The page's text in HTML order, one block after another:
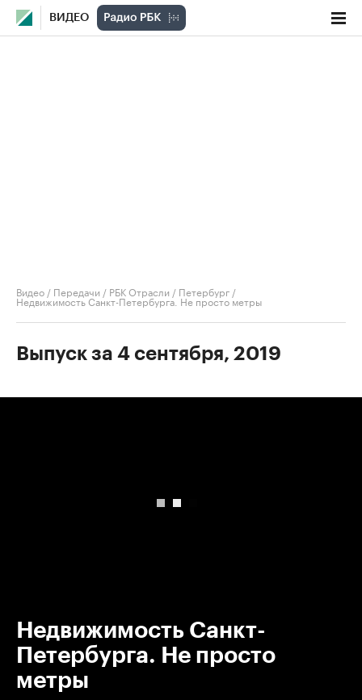
ВИДЕО
Видео / Передачи / РБК Отрасли / Петербург /
Недвижимость Санкт-Петербурга. Не просто метры
Выпуск за 4 сентября, 2019
Недвижимость Санкт-
Петербурга. Не просто
метры